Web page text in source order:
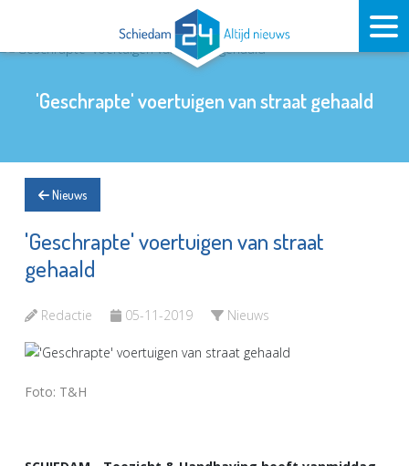
'Geschrapte' voertuigen van straat gehaald
Nieuws
'Geschrapte' voertuigen van straat
gehaald
Redactie 05-11-2019 Nieuws
Foto: T&H